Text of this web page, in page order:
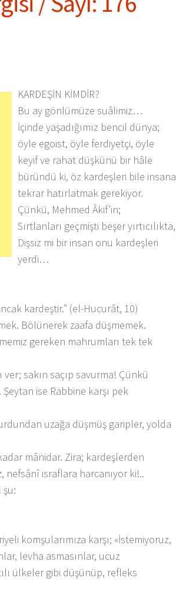
KARDEŞİN KİMDİR?
Bu ay gönlümüze suâlimiz…
İçinde yaşadığımız bencil dünya;
öyle egoist, öyle ferdiyetçi, öyle
keyif ve rahat düşkünü bir hâle
büründü ki, öz kardeşleri bile insana
tekrar hatırlatmak gerekiyor.
Çünkü, Mehmed Âkif’in;
Sırtlanları geçmişti beşer yırtıcılıkta,
Dişsiz mi bir insan onu kardeşleri
yerdi…
kardeştir.” (el-Hucurât, 10)
Bölünerek zaafa düşmemek.
gereken mahrumları tek tek
ver; sakın saçıp savurma! Çünkü
ise Rabbine karşı pek
uzağa düşmüş garipler, yolda
mânidar. Zira; kardeşlerden
nefsânî israflara harcanıyor ki!..
komşularımıza karşı; «İstemiyoruz,
levha asmasınlar, ucuz
ülkeler gibi düşünüp, refleks